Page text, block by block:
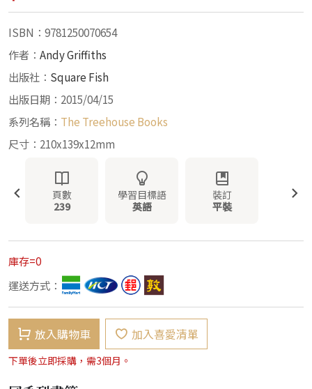
ISBN：9781250070654
作者： Andy Griffiths
出版社： Square Fish
出版日期：2015/04/15
系列名稱： The Treehouse Books
尺寸：210x139x12mm
頁數
239
學習目標語
英語
裝訂
平裝
庫存=0
運送方式：
放入購物車 加入喜愛清單
下單後立即採購，需3個月。